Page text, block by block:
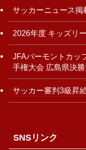
サッカーニュース
2026年度 キッズリ
JFAバーモントカッ
手権大会 広島県決
サッカー審判3級昇
SNSリンク